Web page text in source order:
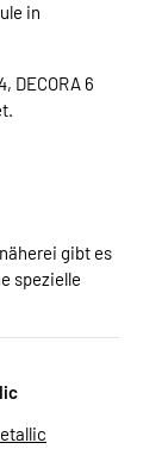
in
DECORA 6
gibt es
spezielle